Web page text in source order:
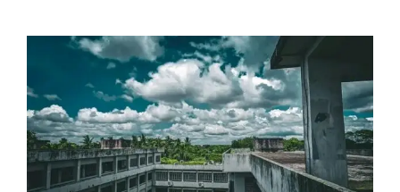
মাৎস্যবিজ্ঞান অনুষদ – পবিপ্রবি